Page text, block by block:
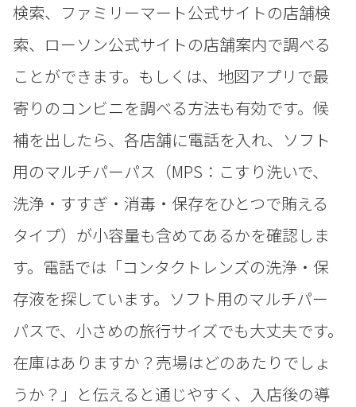
検索、ファミリーマート公式サイトの店舗検
索、ローソン公式サイトの店舗案内で調べる
ことができます。もしくは、地図アプリで最
寄りのコンビニを調べる方法も有効です。候
補を出したら、各店舗に電話を入れ、ソフト
用のマルチパーパス（MPS：こすり洗いで、
洗浄・すすぎ・消毒・保存をひとつで賄える
タイプ）が小容量も含めてあるかを確認しま
す。電話では「コンタクトレンズの洗浄・保
存液を探しています。ソフト用のマルチパー
パスで、小さめの旅行サイズでも大丈夫です。
在庫はありますか？売場はどのあたりでしょ
うか？」と伝えると通じやすく、入店後の導